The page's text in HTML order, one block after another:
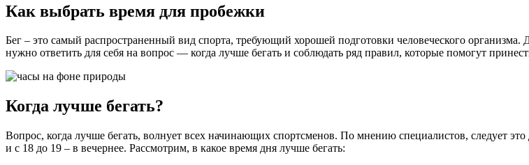
Как выбрать время для пробежки
Бег – это самый распространенный вид спорта, требующий хорошей подготовки человеческого
нужно ответить для себя на вопрос — когда лучше бегать и соблюдать ряд правил, которые помогут
Когда лучше бегать?
Вопрос, когда лучше бегать, волнует всех начинающих спортсменов. По мнению специалистов, следует
и с 18 до 19 – в вечернее. Рассмотрим, в какое время дня лучше бегать: